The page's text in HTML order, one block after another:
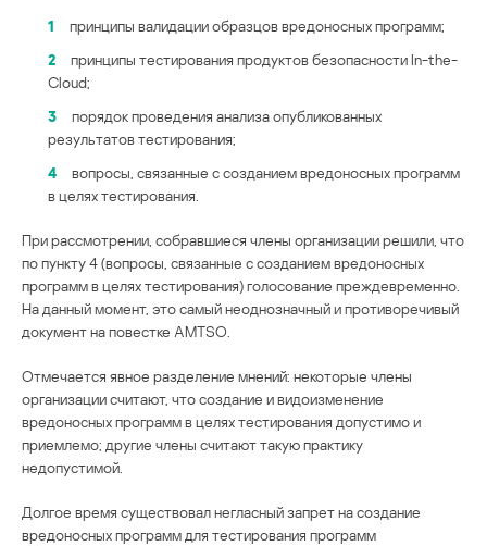
1
принципы валидации образцов вредоносных программ;
2
принципы тестирования продуктов безопасности In-the-
Cloud;
3
порядок проведения анализа опубликованных
результатов тестирования;
4
вопросы, связанные с созданием вредоносных программ
в целях тестирования.
При рассмотрении, собравшиеся члены организации решили, что
по пункту 4 (вопросы, связанные с созданием вредоносных
программ в целях тестирования) голосование преждевременно.
На данный момент, это самый неоднозначный и противоречивый
документ на повестке AMTSO.
Отмечается явное разделение мнений: некоторые члены
организации считают, что создание и видоизменение
вредоносных программ в целях тестирования допустимо и
приемлемо; другие члены считают такую практику
недопустимой.
Долгое время существовал негласный запрет на создание
вредоносных программ для тестирования программ